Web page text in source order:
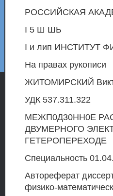
РОССИЙСКАЯ
I 5 Ш ШЬ
I и лип ИНСТИТУТ
На правах рукописи
ЖИТОМИРСКИЙ
УДК 537.311.322
МЕЖП0Д30НН0Е
ДВУМЕРНОГО
ГЕТЕРОПЕРЕХОДЕ
Специальность
Автореферат
физико-